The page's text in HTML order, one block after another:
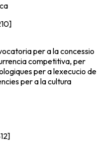
per a la concessio
competitiva, per
per a lexecucio de
per a la cultura